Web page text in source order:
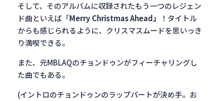
そして、そのアルバムに収録されたもう一つのレジェン
ド曲といえば「Merry Christmas Ahead」
！タイトル
からも感じられるように、クリスマスムードを思いっき
り満喫できる。
また、元MBLAQのチョンドゥンがフィーチャリングし
た曲でもある。
(イントロのチョンドゥンのラップパートが決め手。お